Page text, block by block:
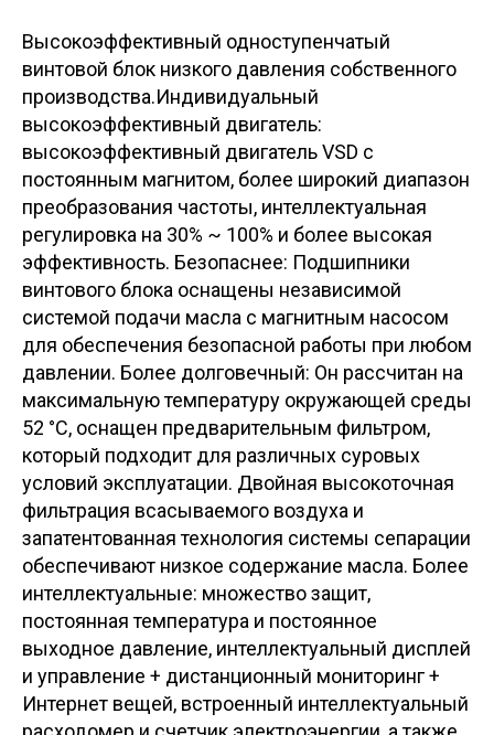
Высокоэффективный одноступенчатый
винтовой блок низкого давления собственного
производства.Индивидуальный
высокоэффективный двигатель:
высокоэффективный двигатель VSD с
постоянным магнитом, более широкий диапазон
преобразования частоты, интеллектуальная
регулировка на 30% ~ 100% и более высокая
эффективность. Безопаснее: Подшипники
винтового блока оснащены независимой
системой подачи масла с магнитным насосом
для обеспечения безопасной работы при любом
давлении. Более долговечный: Он рассчитан на
максимальную температуру окружающей среды
52 °C, оснащен предварительным фильтром,
который подходит для различных суровых
условий эксплуатации. Двойная высокоточная
фильтрация всасываемого воздуха и
запатентованная технология системы сепарации
обеспечивают низкое содержание масла. Более
интеллектуальные: множество защит,
постоянная температура и постоянное
выходное давление, интеллектуальный дисплей
и управление + дистанционный мониторинг +
Интернет вещей, встроенный интеллектуальный